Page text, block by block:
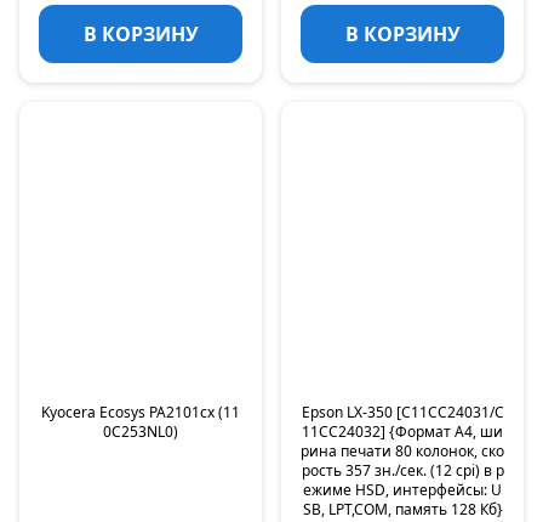
В КОРЗИНУ В КОРЗИНУ
Kyocera Ecosys PA2101cx (11
0C253NL0)
Epson LX-350 [C11CC24031/C
11CC24032] {Формат А4, ши
рина печати 80 колонок, ско
рость 357 зн./сек. (12 cpi) в р
ежиме HSD, интерфейсы: U
SB, LPT,COM, память 128 Кб}